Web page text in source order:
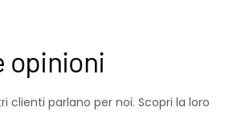
opinioni
clienti parlano per noi. Scopri la loro